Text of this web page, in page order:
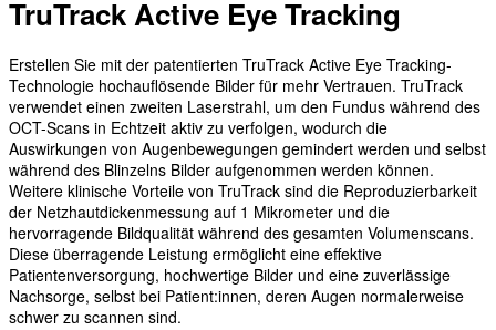
TruTrack Active Eye Tracking
Erstellen Sie mit der patentierten TruTrack Active Eye Tracking-
Technologie hochauflösende Bilder für mehr Vertrauen. TruTrack
verwendet einen zweiten Laserstrahl, um den Fundus während des
OCT-Scans in Echtzeit aktiv zu verfolgen, wodurch die
Auswirkungen von Augenbewegungen gemindert werden und selbst
während des Blinzelns Bilder aufgenommen werden können.
Weitere klinische Vorteile von TruTrack sind die Reproduzierbarkeit
der Netzhautdickenmessung auf 1 Mikrometer und die
hervorragende Bildqualität während des gesamten Volumenscans.
Diese überragende Leistung ermöglicht eine effektive
Patientenversorgung, hochwertige Bilder und eine zuverlässige
Nachsorge, selbst bei Patient:innen, deren Augen normalerweise
schwer zu scannen sind.